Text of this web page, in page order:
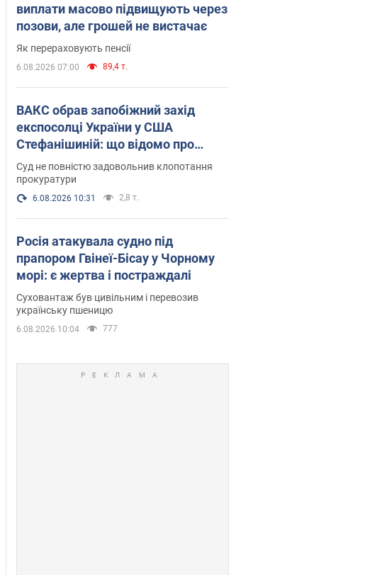
виплати масово підвищують через
позови, але грошей не вистачає
Як перераховують пенсії
6.08.2026 07:00 89,4 т.
ВАКС обрав запобіжний захід
експосолці України у США
Стефанішиній: що відомо про
справу
Суд не повністю задовольнив клопотання
прокуратури
6.08.2026 10:31 2,8 т.
Росія атакувала судно під
прапором Гвінеї-Бісау у Чорному
морі: є жертва і постраждалі
Суховантаж був цивільним і перевозив
українську пшеницю
6.08.2026 10:04 777